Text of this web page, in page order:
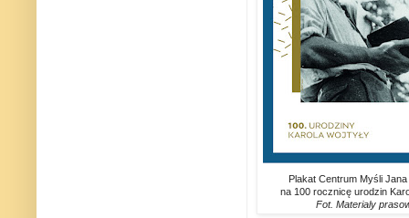
Plakat Centrum Myśli Jana
na 100 rocznicę urodzin
Fot. Materialy